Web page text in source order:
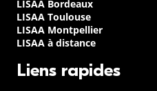
LISAA Bordeaux
LISAA Toulouse
LISAA Montpellier
LISAA à distance
Liens rapides